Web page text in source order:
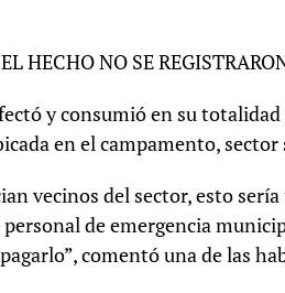
HECHO NO SE
y consumió en su
en el campamento,
vecinos del sector, esto
de emergencia
comentó una de las